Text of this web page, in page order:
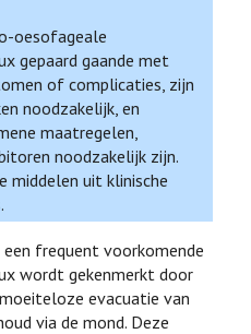
oesofageale
gepaard gaande met
of complicaties, zijn
noodzakelijk, en
maatregelen,
noodzakelijk zijn.
middelen uit klinische
frequent voorkomende
wordt gekenmerkt door
evacuatie van
via de mond. Deze